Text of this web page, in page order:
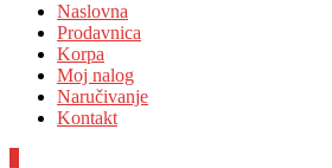
Naslovna
Prodavnica
Korpa
Moj nalog
Naručivanje
Kontakt